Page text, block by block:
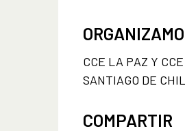
CCE LA PAZ Y CCE
SANTIAGO DE
COMPARTIR